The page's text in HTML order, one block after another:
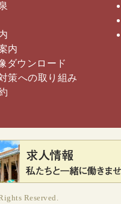
内
ダウンロード
策への取り組み
Reserved.